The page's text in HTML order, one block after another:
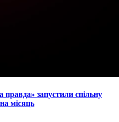
правда» запустили спільну
місяць